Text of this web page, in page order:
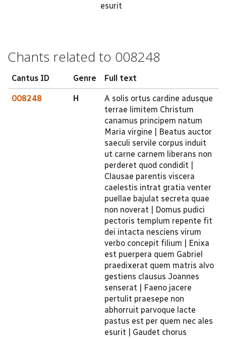
esurit
Chants related to 008248
Cantus ID Genre Full text
008248 H
A solis ortus cardine adusque
terrae limitem Christum
canamus principem natum
Maria virgine | Beatus auctor
saeculi servile corpus induit
ut carne carnem liberans non
perderet quod condidit |
Clausae parentis viscera
caelestis intrat gratia venter
puellae bajulat secreta quae
non noverat | Domus pudici
pectoris templum repente fit
dei intacta nesciens virum
verbo concepit filium | Enixa
est puerpera quem Gabriel
praedixerat quem matris alvo
gestiens clausus Joannes
senserat | Faeno jacere
pertulit praesepe non
abhorruit parvoque lacte
pastus est per quem nec ales
esurit | Gaudet chorus